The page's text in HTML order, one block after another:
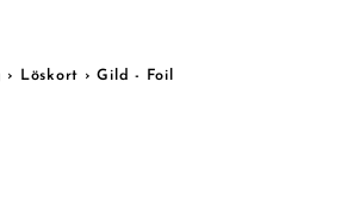
› Löskort › Gild - Foil